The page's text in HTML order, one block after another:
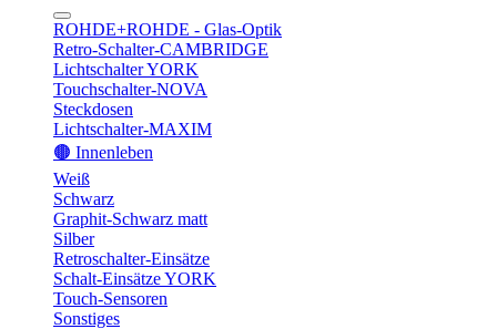
ROHDE+ROHDE - Glas-Optik
Retro-Schalter-CAMBRIDGE
Lichtschalter YORK
Touchschalter-NOVA
Steckdosen
Lichtschalter-MAXIM
🟤 Innenleben
Weiß
Schwarz
Graphit-Schwarz matt
Silber
Retroschalter-Einsätze
Schalt-Einsätze YORK
Touch-Sensoren
Sonstiges